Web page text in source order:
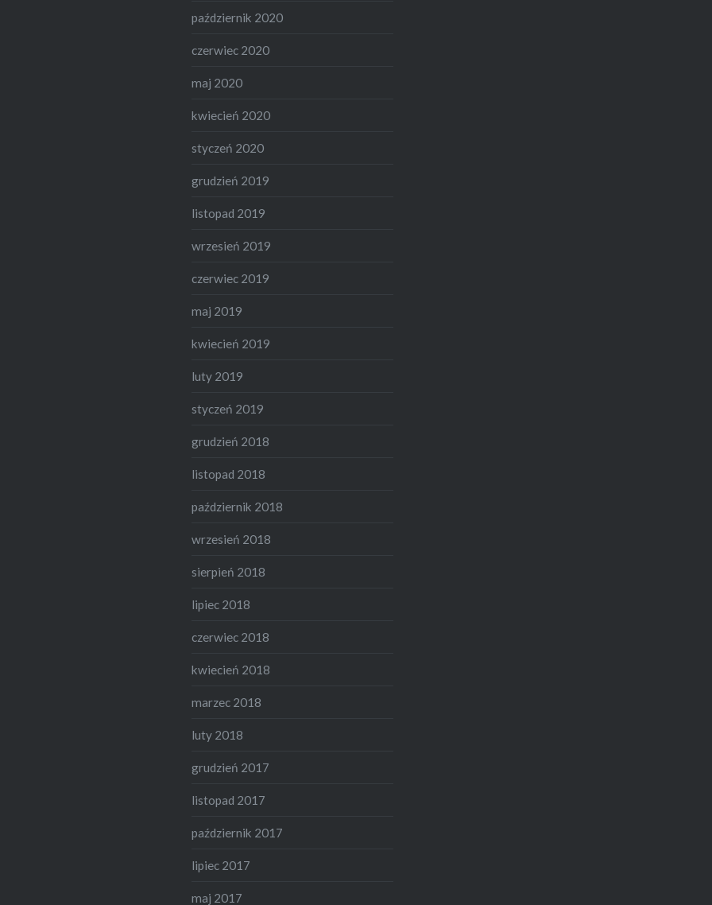
październik 2020
czerwiec 2020
maj 2020
kwiecień 2020
styczeń 2020
grudzień 2019
listopad 2019
wrzesień 2019
czerwiec 2019
maj 2019
kwiecień 2019
luty 2019
styczeń 2019
grudzień 2018
listopad 2018
październik 2018
wrzesień 2018
sierpień 2018
lipiec 2018
czerwiec 2018
kwiecień 2018
marzec 2018
luty 2018
grudzień 2017
listopad 2017
październik 2017
lipiec 2017
maj 2017